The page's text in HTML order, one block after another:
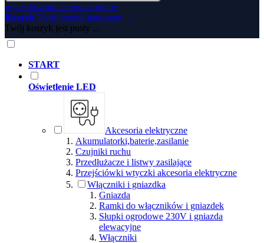
wyszukiwanie zaawansowane
Koszyk Twój koszyk jest pusty ...
Twój koszyk jest pusty ...
START
Oświetlenie LED
Akcesoria elektryczne
Akumulatorki,baterie,zasilanie
Czujniki ruchu
Przedłużacze i listwy zasilające
Przejściówki wtyczki akcesoria elektryczne
Włączniki i gniazdka
Gniazda
Ramki do włączników i gniazdek
Słupki ogrodowe 230V i gniazda
elewacyjne
Włączniki